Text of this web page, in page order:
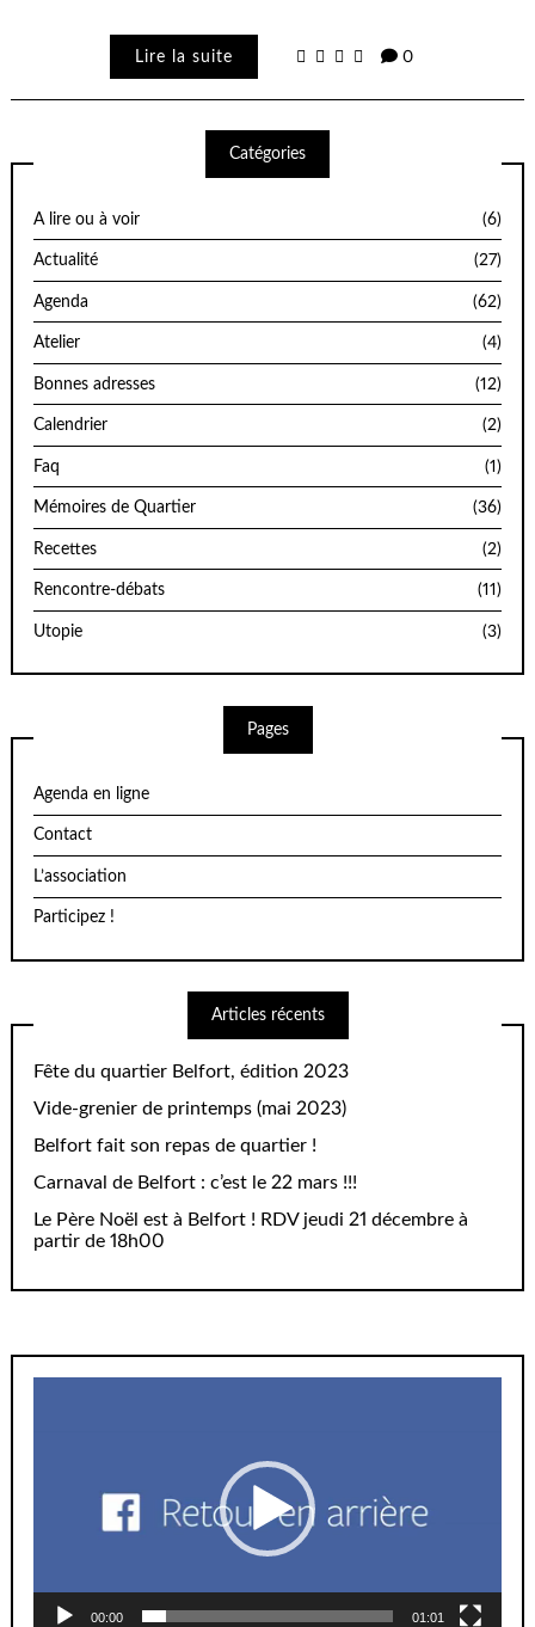
Lire la suite 0
Catégories
A lire ou à voir (6)
Actualité (27)
Agenda (62)
Atelier (4)
Bonnes adresses (12)
Calendrier (2)
Faq (1)
Mémoires de Quartier (36)
Recettes (2)
Rencontre-débats (11)
Utopie (3)
Pages
Agenda en ligne
Contact
L’association
Participez !
Articles récents
Fête du quartier Belfort, édition 2023
Vide-grenier de printemps (mai 2023)
Belfort fait son repas de quartier !
Carnaval de Belfort : c’est le 22 mars !!!
Le Père Noël est à Belfort ! RDV jeudi 21 décembre à
partir de 18h00
00:00 01:01